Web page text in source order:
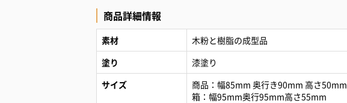
商品詳細情報
素材
木粉と樹脂の成型品
塗り
漆塗り
サイズ
商品：幅85mm 奥行き90mm 高さ50mm
箱：幅95mm奥行95mm高さ55mm